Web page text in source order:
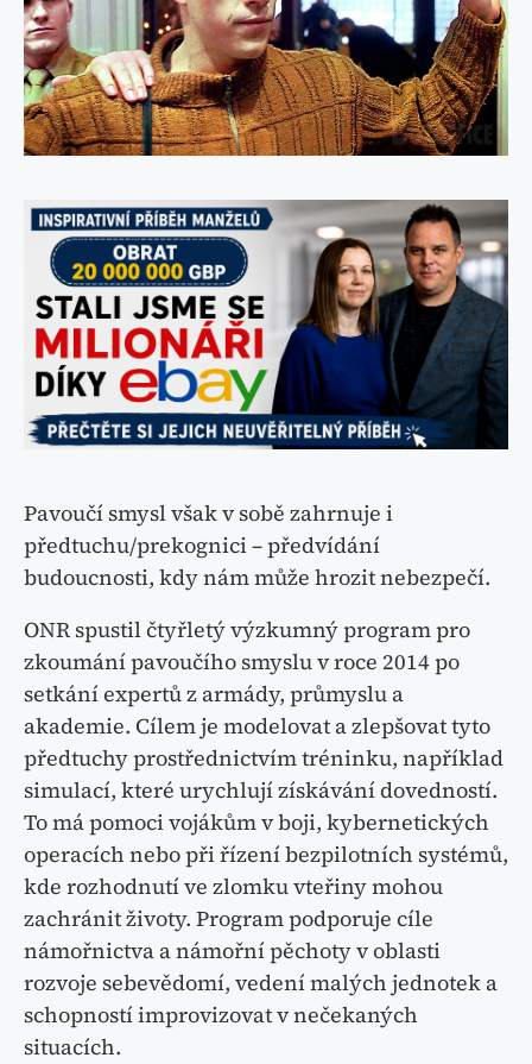
Pavoučí smysl však v sobě zahrnuje i
předtuchu/prekognici – předvídání
budoucnosti, kdy nám může hrozit nebezpečí.
ONR spustil čtyřletý výzkumný program pro
zkoumání pavoučího smyslu v roce 2014 po
setkání expertů z armády, průmyslu a
akademie. Cílem je modelovat a zlepšovat tyto
předtuchy prostřednictvím tréninku, například
simulací, které urychlují získávání dovedností.
To má pomoci vojákům v boji, kybernetických
operacích nebo při řízení bezpilotních systémů,
kde rozhodnutí ve zlomku vteřiny mohou
zachránit životy. Program podporuje cíle
námořnictva a námořní pěchoty v oblasti
rozvoje sebevědomí, vedení malých jednotek a
schopností improvizovat v nečekaných
situacích.